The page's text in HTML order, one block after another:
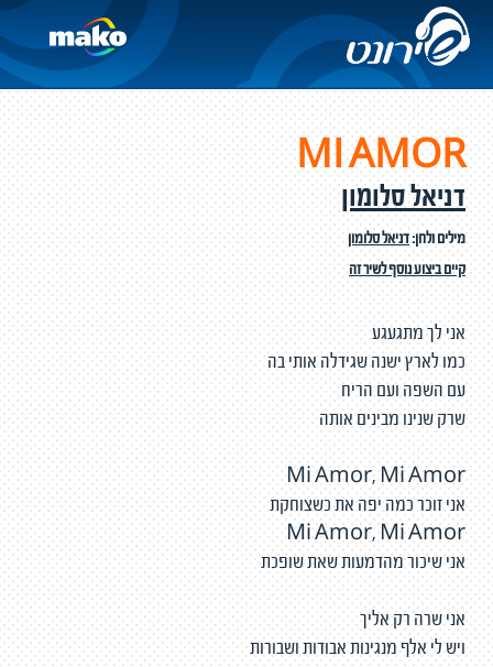
MI AMOR
דניאל סלומון
מילים ולחן:דניאל סלומון
קיים ביצוע נוסף לשיר זה
אני לך מתגעגע
כמו לארץ ישנה שגידלה אותי בה
עם השפה ועם הריח
שרק שנינו מבינים אותה
Mi Amor, Mi Amor
אני זוכר כמה יפה את כשצוחקת
Mi Amor, Mi Amor
אני שיכור מהדמעות שאת שופכת
אני שרה רק אליך
ויש לי אלף מנגינות אבודות ושבורות